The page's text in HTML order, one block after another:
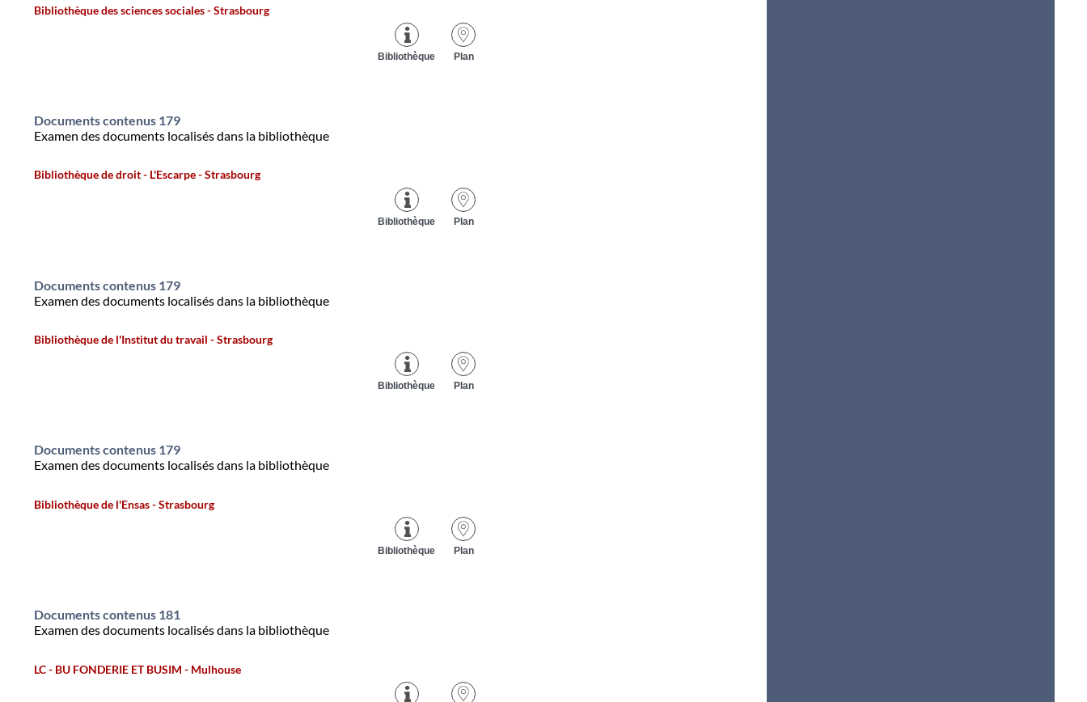
Bibliothèque des sciences sociales - Strasbourg
Plan
Bibliothèque
Documents contenus 179
Examen des documents localisés dans la bibliothèque
Bibliothèque de droit - L'Escarpe - Strasbourg
Plan
Bibliothèque
Documents contenus 179
Examen des documents localisés dans la bibliothèque
Bibliothèque de l'Institut du travail - Strasbourg
Plan
Bibliothèque
Documents contenus 179
Examen des documents localisés dans la bibliothèque
Bibliothèque de l'Ensas - Strasbourg
Plan
Bibliothèque
Documents contenus 181
Examen des documents localisés dans la bibliothèque
LC - BU FONDERIE ET BUSIM - Mulhouse